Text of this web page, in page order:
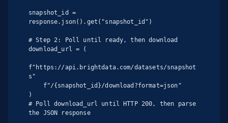
snapshot_id =
response.json().get("snapshot_id")
# Step 2: Poll until ready, then download
download_url = (
f"https://api.brightdata.com/datasets/snapshot
s"
)
# Poll download_url until HTTP 200, then parse
the JSON response